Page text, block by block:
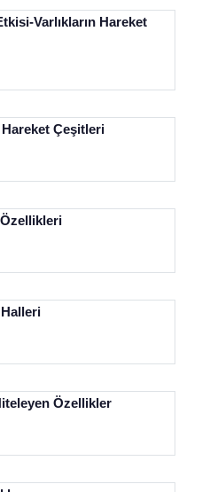
Varlıkların Hareket
Hareket Çeşitleri
Özellikleri
Özellikler